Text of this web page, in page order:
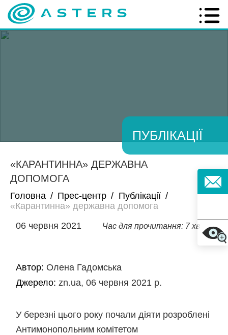
ПУБЛІКАЦІЇ
«КАРАНТИННА» ДЕРЖАВНА
ДОПОМОГА
Головна / Прес-центр / Публікації /
«Карантинна» державна допомога
06 червня 2021
Час для прочитання: 7 хв
Автор: Олена Гадомська
Джерело:zn.ua, 06 червня 2021 р.
У березні цього року почали діяти розроблені
Антимонопольним комітетом